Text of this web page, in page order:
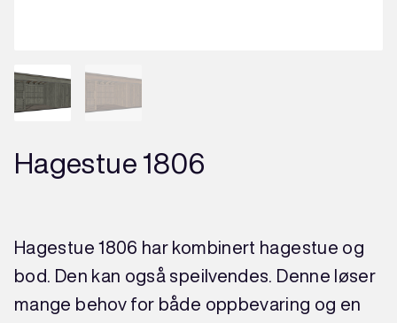
Hagestue 1806
Hagestue 1806 har kombinert hagestue og
bod. Den kan også speilvendes. Denne løser
mange behov for både oppbevaring og en